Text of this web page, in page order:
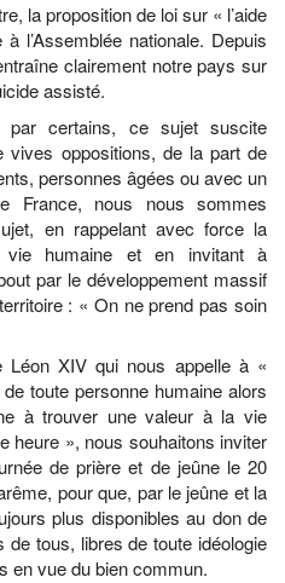
la proposition de loi sur « l’aide
l’Assemblée nationale. Depuis
clairement notre pays sur
assisté.
par certains, ce sujet suscite
vives oppositions, de la part de
personnes âgées ou avec un
France, nous nous sommes
en rappelant avec force la
vie humaine et en invitant à
par le développement massif
: « On ne prend pas soin
Léon XIV qui nous appelle à «
toute personne humaine alors
à trouver une valeur à la vie
heure », nous souhaitons inviter
de prière et de jeûne le 20
pour que, par le jeûne et la
plus disponibles au don de
de tous, libres de toute idéologie
en vue du bien commun.